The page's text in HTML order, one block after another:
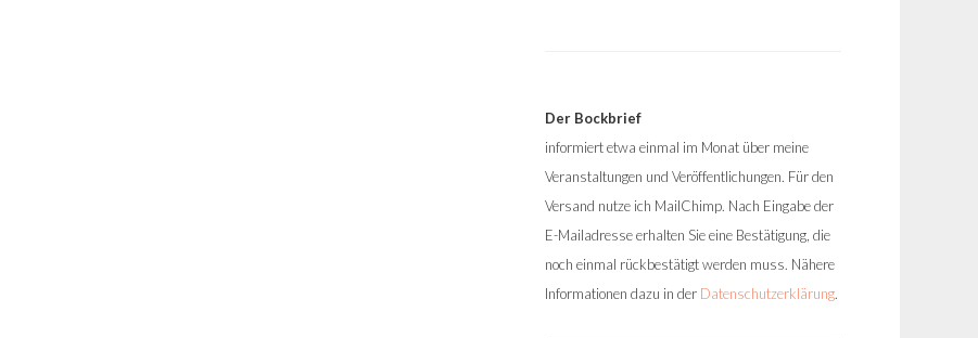
Der Bockbrief
informiert etwa einmal im Monat über meine
Veranstaltungen und Veröffentlichungen. Für den
Versand nutze ich MailChimp. Nach Eingabe der
E-Mailadresse erhalten Sie eine Bestätigung, die
noch einmal rückbestätigt werden muss. Nähere
Informationen dazu in der Datenschutzerklärung.